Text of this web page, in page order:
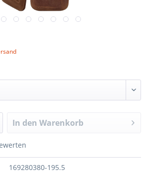
In den Warenkorb
169280380-195.5